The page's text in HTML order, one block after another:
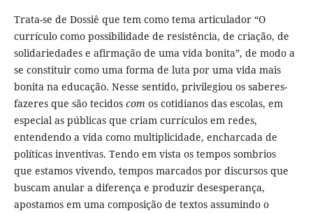
Trata-se de Dossiê que tem como tema articulador “O
currículo como possibilidade de resistência, de criação, de
solidariedades e afirmação de uma vida bonita”, de modo a
se constituir como uma forma de luta por uma vida mais
bonita na educação. Nesse sentido, privilegiou os saberes-
fazeres que são tecidos com os cotidianos das escolas, em
especial as públicas que criam currículos em redes,
entendendo a vida como multiplicidade, encharcada de
políticas inventivas. Tendo em vista os tempos sombrios
que estamos vivendo, tempos marcados por discursos que
buscam anular a diferença e produzir desesperança,
apostamos em uma composição de textos assumindo o